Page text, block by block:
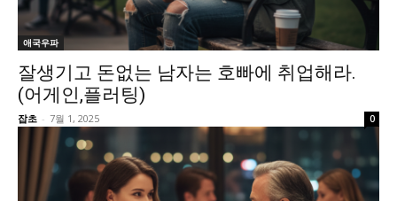
애국우파
잘생기고 돈없는 남자는 호빠에 취업해라.
(어게인,플러팅)
잡초 - 7월 1, 2025 0